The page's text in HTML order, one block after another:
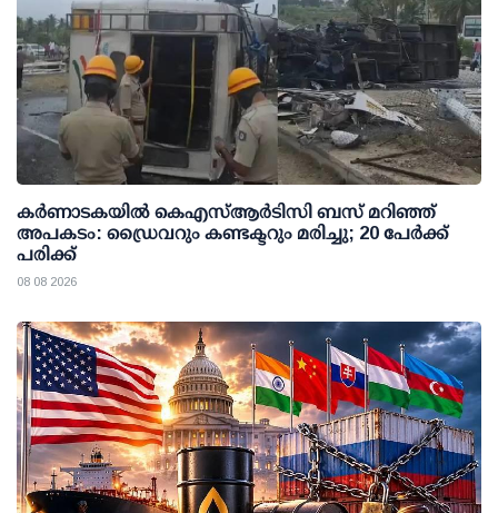
കര്‍ണാടകയില്‍ കെഎസ്ആര്‍ടിസി ബസ് മറിഞ്ഞ്
അപകടം: ഡ്രൈവറും കണ്ടക്ടറും മരിച്ചു; 20 പേര്‍ക്ക്
പരിക്ക്
08 08 2026